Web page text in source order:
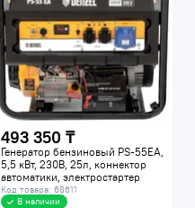
493 350 ₸
Генератор бензиновый PS-55EA,
5,5 кВт, 230В, 25л, коннектор
автоматики, электростартер
Denzel
Код товара: 68611
В наличии